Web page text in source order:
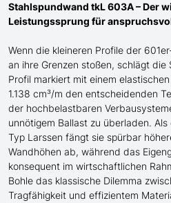
Stahlspundwand tkL 603A – Der
Leistungssprung für
Wenn die kleineren Profile der
an ihre Grenzen stoßen, schlägt
Profil markiert mit einem
1.138 cm³/m den entscheidenden
der hochbelastbaren
unnötigem Ballast zu überladen.
Typ Larssen fängt sie spürbar
Wandhöhen ab, während das
konsequent im wirtschaftlichen
Bohle das klassische Dilemma
Tragfähigkeit und effizientem